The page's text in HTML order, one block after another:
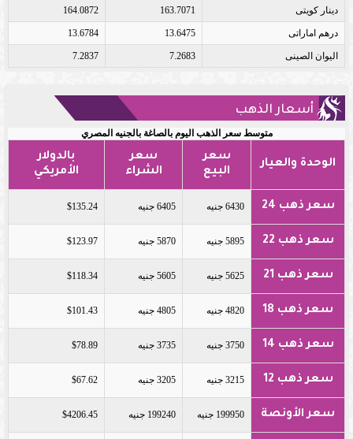
دينار كويتى 163.7071
164.0872
درهم اماراتى 13.6475
13.6784
اليوان الصينى 7.2683
7.2837
أسعار الذهب
متوسط سعر الذهب اليوم بالصاغة بالجنيه المصري
الوحدة والعيار
سعر
البيع
سعر
الشراء
بالدولار
الأمريكي
سعر ذهب 24 6430 جنيه 6405 جنيه $135.24
سعر ذهب 22 5895 جنيه 5870 جنيه $123.97
سعر ذهب 21 5625 جنيه 5605 جنيه $118.34
سعر ذهب 18 4820 جنيه 4805 جنيه $101.43
سعر ذهب 14 3750 جنيه 3735 جنيه $78.89
سعر ذهب 12 3215 جنيه 3205 جنيه $67.62
سعر الأونصة 199950 جنيه 199240 جنيه $4206.45